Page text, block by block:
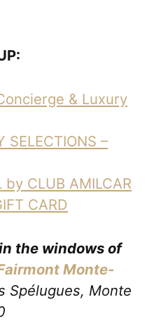
& Luxury
SELECTIONS –
by CLUB AMILCAR
CARD
the windows of
Monte-
Spélugues, Monte